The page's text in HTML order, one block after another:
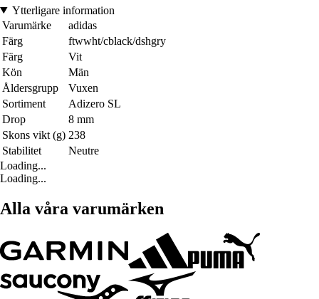
Ytterligare information
Varumärke
adidas
Färg
ftwwht/cblack/dshgry
Färg
Vit
Kön
Män
Åldersgrupp
Vuxen
Sortiment
Adizero SL
Drop
8 mm
Skons vikt (g) 238
Stabilitet
Neutre
Loading...
Loading...
Alla våra varumärken